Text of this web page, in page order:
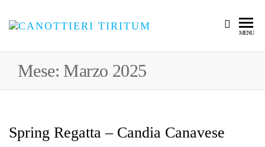
TIRITUM
MENU
Mese: Marzo 2025
Spring Regatta – Candia Canavese